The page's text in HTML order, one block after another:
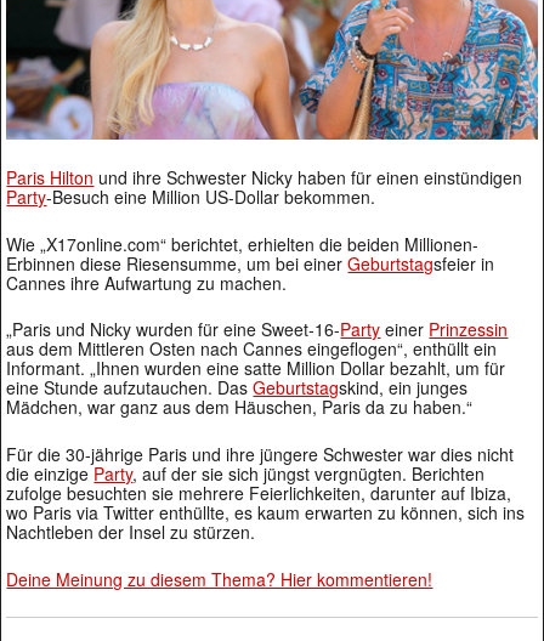
Paris Hilton und ihre Schwester Nicky haben für einen einstündigen
Party-Besuch eine Million US-Dollar bekommen.
Wie „X17online.com“ berichtet, erhielten die beiden Millionen-
Erbinnen diese Riesensumme, um bei einerGeburtstagsfeier in
Cannes ihre Aufwartung zu machen.
„Paris und Nicky wurden für eine Sweet-16-Party einer Prinzessin
aus dem Mittleren Osten nach Cannes eingeflogen“, enthüllt ein
Informant. „Ihnen wurden eine satte Million Dollar bezahlt, um für
eine Stunde aufzutauchen. DasGeburtstagskind, ein junges
Mädchen, war ganz aus dem Häuschen, Paris da zu haben.“
Für die 30-jährige Paris und ihre jüngere Schwester war dies nicht
die einzige Party, auf der sie sich jüngst vergnügten. Berichten
zufolge besuchten sie mehrere Feierlichkeiten, darunter auf Ibiza,
wo Paris via Twitter enthüllte, es kaum erwarten zu können, sich ins
Nachtleben der Insel zu stürzen.
Deine Meinung zu diesem Thema? Hier kommentieren!